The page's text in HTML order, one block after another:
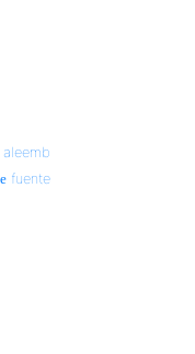
aleemb
fuente